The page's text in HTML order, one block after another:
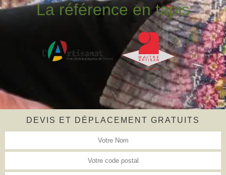
La référence en tapis
DEVIS ET DÉPLACEMENT GRATUITS